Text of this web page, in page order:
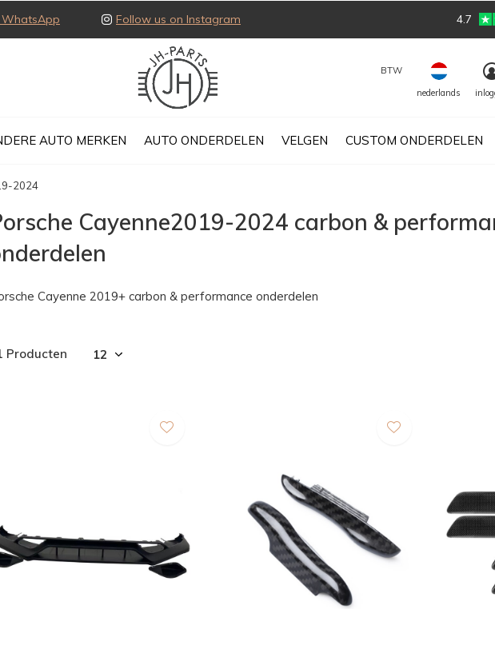
AUTO MERKEN AUTO ONDERDELEN VELGEN CUSTOM ONDERDELEN
BTW
nederlands
Follow us on Instagram 4.7
2024
Cayenne2019-2024 carbon &
Cayenne 2019+ carbon & performance onderdelen
Producten